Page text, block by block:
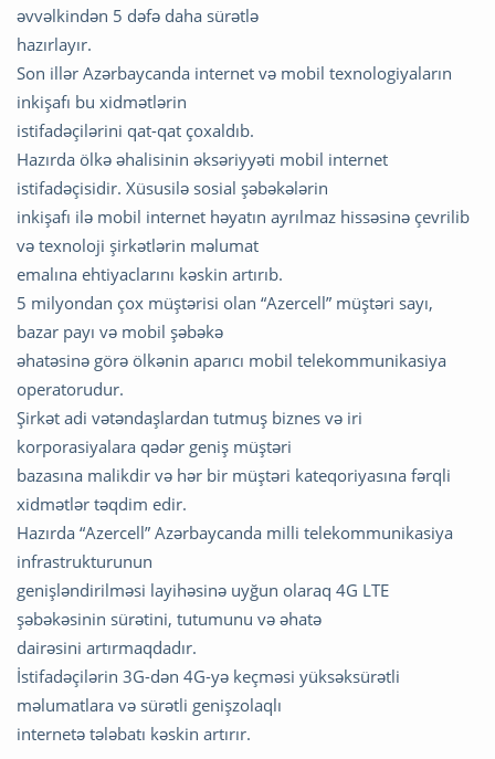
əvvəlkindən 5 dəfə daha sürətlə
hazırlayır.
Son illər Azərbaycanda internet və mobil texnologiyaların
inkişafı bu xidmətlərin
istifadəçilərini qat-qat çoxaldıb.
Hazırda ölkə əhalisinin əksəriyyəti mobil internet
istifadəçisidir. Xüsusilə sosial şəbəkələrin
inkişafı ilə mobil internet həyatın ayrılmaz hissəsinə çevrilib
və texnoloji şirkətlərin məlumat
emalına ehtiyaclarını kəskin artırıb.
5 milyondan çox müştərisi olan “Azercell” müştəri sayı,
bazar payı və mobil şəbəkə
əhatəsinə görə ölkənin aparıcı mobil telekommunikasiya
operatorudur.
Şirkət adi vətəndaşlardan tutmuş biznes və iri
korporasiyalara qədər geniş müştəri
bazasına malikdir və hər bir müştəri kateqoriyasına fərqli
xidmətlər təqdim edir.
Hazırda “Azercell” Azərbaycanda milli telekommunikasiya
infrastrukturunun
genişləndirilməsi layihəsinə uyğun olaraq 4G LTE
şəbəkəsinin sürətini, tutumunu və əhatə
dairəsini artırmaqdadır.
İstifadəçilərin 3G-dən 4G-yə keçməsi yüksəksürətli
məlumatlara və sürətli genişzolaqlı
internetə tələbatı kəskin artırır.